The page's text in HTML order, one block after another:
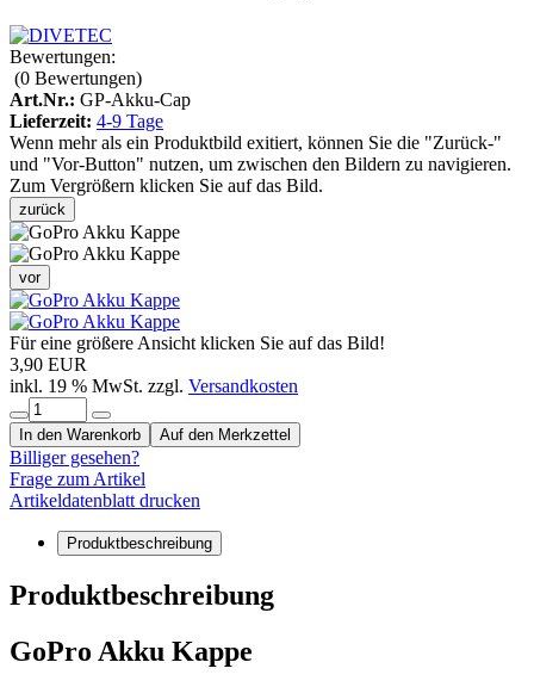
Bewertungen:
(0 Bewertungen)
Art.Nr.: GP-Akku-Cap
Lieferzeit: 4-9 Tage
Wenn mehr als ein Produktbild exitiert, können Sie die "Zurück-"
und "Vor-Button" nutzen, um zwischen den Bildern zu navigieren.
Zum Vergrößern klicken Sie auf das Bild.
zurück
vor
Für eine größere Ansicht klicken Sie auf das Bild!
3,90 EUR
inkl. 19 % MwSt. zzgl. Versandkosten
In den Warenkorb Auf den Merkzettel
Billiger gesehen?
Frage zum Artikel
Artikeldatenblatt drucken
Produktbeschreibung
Produktbeschreibung
GoPro Akku Kappe